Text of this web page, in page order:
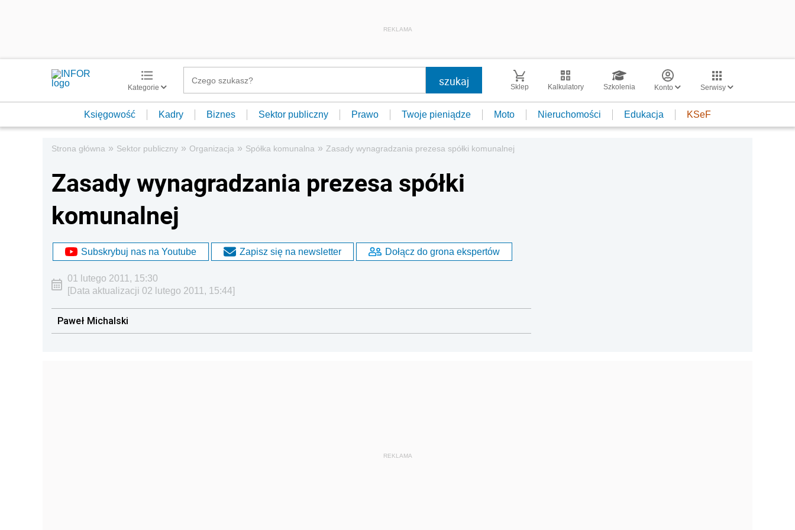
REKLAMA
Kategorie Sklep Kalkulatory Szkolenia Konto Serwisy
Księgowość Kadry Biznes Sektor publiczny Prawo Twoje pieniądze Moto Nieruchomości Edukacja KSeF
Strona główna » Sektor publiczny » Organizacja » Spółka komunalna » Zasady wynagradzania prezesa spółki komunalnej
Zasady wynagradzania prezesa spółki
komunalnej
Subskrybuj nas na Youtube Zapisz się na newsletter Dołącz do grona ekspertów
01 lutego 2011, 15:30
[Data aktualizacji 02 lutego 2011, 15:44]
Paweł Michalski